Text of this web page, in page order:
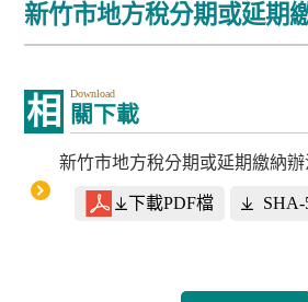
新竹市地方稅分期或延期
相 Download
關下載
新竹市地方稅分期或延期繳納辦
下載PDF檔